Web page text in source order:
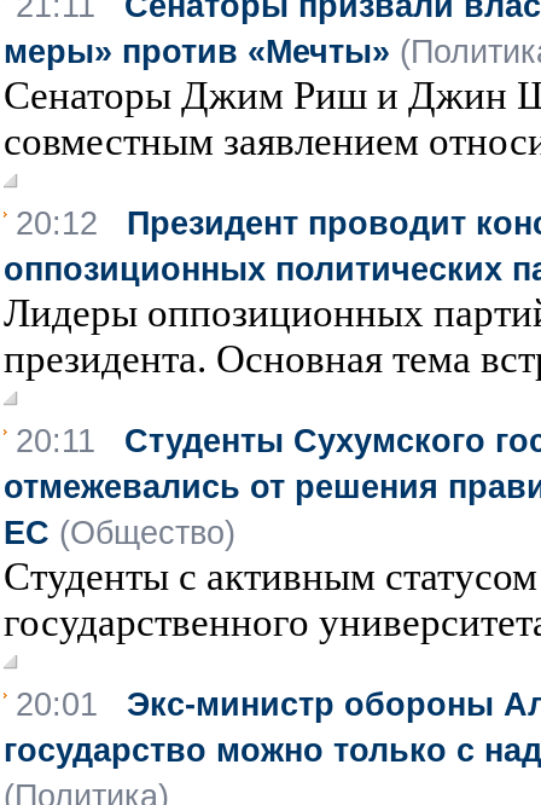
меры» против «Мечты»
Сенаторы Джим Риш и Джин
совместным заявлением
20:12 Президент проводит
оппозиционных политических
Лидеры оппозиционных
президента. Основная тема
20:11 Студенты Сухумского
отмежевались от решения
ЕС (Общество)
Студенты с активным
государственного
20:01 Экс-министр обороны
государство можно только с
(Политика)